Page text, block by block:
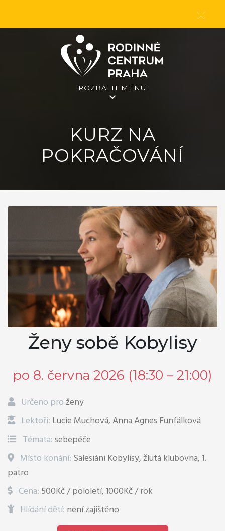
ROZBALIT MENU
KURZ NA
POKRAČOVÁNÍ
Ženy sobě Kobylisy
po 8. června 2026 (18:30 – 21:00)
Určeno proženy
Lektoři: Lucie Muchová, Anna Agnes Funfálková
Témata:sebepéče
Místo konání: Salesiáni Kobylisy, žlutá klubovna, 1.
patro
Cena: 500Kč / pololetí, 1000Kč / rok
Hlídání dětí: není zajištěno